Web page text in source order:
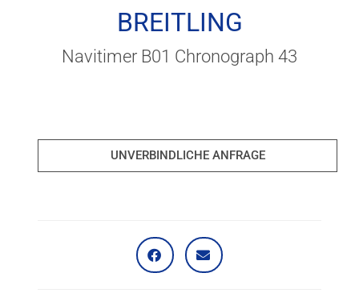
BREITLING
Navitimer B01 Chronograph 43
UNVERBINDLICHE ANFRAGE